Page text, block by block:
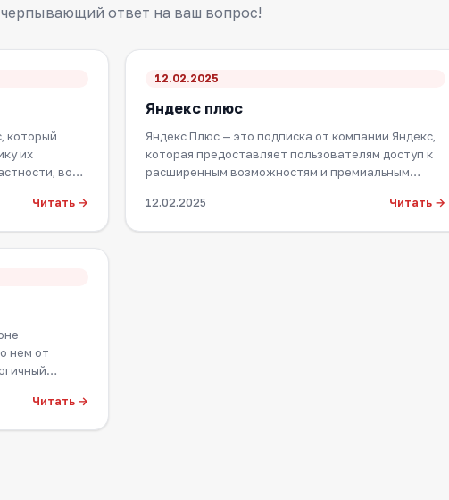
ответ на ваш вопрос!
который
их
во
Читать →
12.02.2025
Яндекс плюс
Яндекс Плюс — это подписка от компании Яндекс,
которая предоставляет пользователям доступ к
расширенным возможностям и премиальным
12.02.2025 Читать →
нем от
Читать →